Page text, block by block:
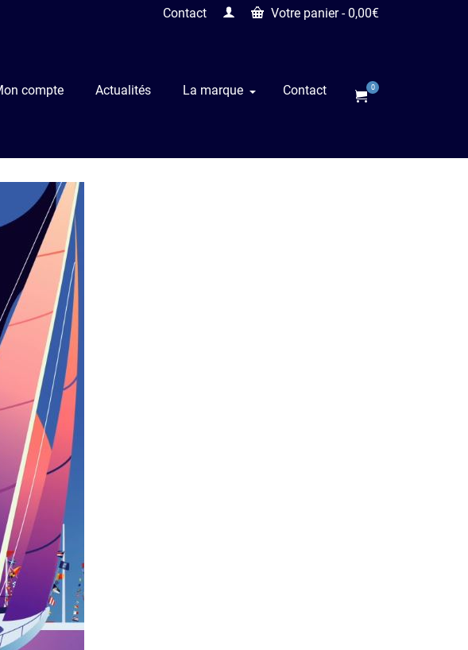
Contact Votre panier- 0,00€
compte Actualités La marque Contact 0